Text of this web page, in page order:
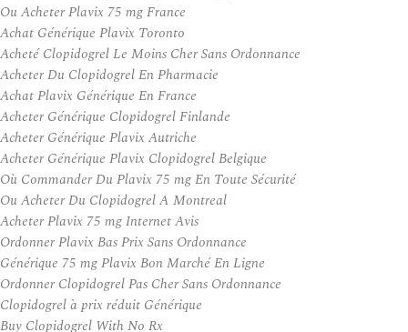
Ou Acheter Plavix 75 mg France
Achat Générique Plavix Toronto
Acheté Clopidogrel Le Moins Cher Sans Ordonnance
Acheter Du Clopidogrel En Pharmacie
Achat Plavix Générique En France
Acheter Générique Clopidogrel Finlande
Acheter Générique Plavix Autriche
Acheter Générique Plavix Clopidogrel Belgique
Où Commander Du Plavix 75 mg En Toute Sécurité
Ou Acheter Du Clopidogrel A Montreal
Acheter Plavix 75 mg Internet Avis
Ordonner Plavix Bas Prix Sans Ordonnance
Générique 75 mg Plavix Bon Marché En Ligne
Ordonner Clopidogrel Pas Cher Sans Ordonnance
Clopidogrel à prix réduit Générique
Buy Clopidogrel With No Rx